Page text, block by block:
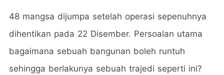
48 mangsa dijumpa setelah operasi sepenuhnya
dihentikan pada 22 Disember. Persoalan utama
bagaimana sebuah bangunan boleh runtuh
sehingga berlakunya sebuah trajedi seperti ini?